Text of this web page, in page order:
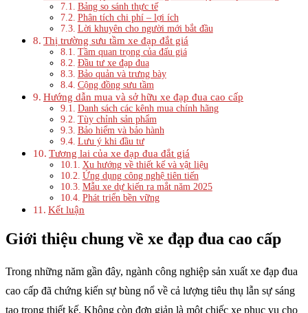
Bảng so sánh thực tế
Phân tích chi phí – lợi ích
Lời khuyên cho người mới bắt đầu
Thị trường sưu tầm xe đạp đắt giá
Tầm quan trọng của đấu giá
Đầu tư xe đạp đua
Bảo quản và trưng bày
Cộng đồng sưu tầm
Hướng dẫn mua và sở hữu xe đạp đua cao cấp
Danh sách các kênh mua chính hãng
Tùy chỉnh sản phẩm
Bảo hiểm và bảo hành
Lưu ý khi đầu tư
Tương lai của xe đạp đua đắt giá
Xu hướng về thiết kế và vật liệu
Ứng dụng công nghệ tiên tiến
Mẫu xe dự kiến ra mắt năm 2025
Phát triển bền vững
Kết luận
Giới thiệu chung về xe đạp đua cao cấp
Trong những năm gần đây, ngành công nghiệp sản xuất xe đạp đua
cao cấp đã chứng kiến sự bùng nổ về cả lượng tiêu thụ lẫn sự sáng
tạo trong thiết kế. Không còn đơn giản là một chiếc xe phục vụ cho